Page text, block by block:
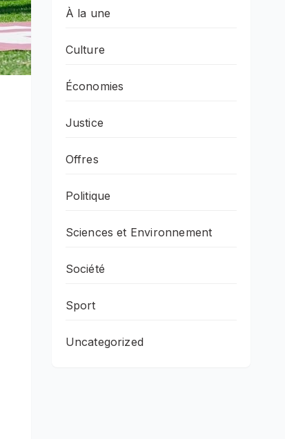
À la une
Culture
Économies
Justice
Offres
Politique
Sciences et Environnement
Société
Sport
Uncategorized